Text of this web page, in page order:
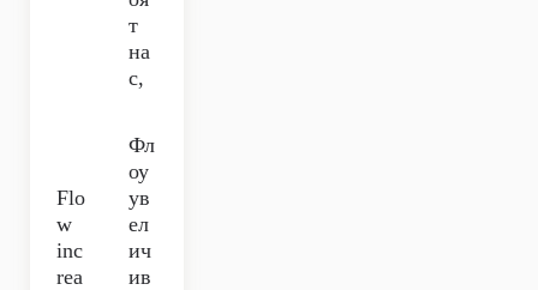
т
на
с,
Flo
w
inc
rea
Фл
оу
ув
ел
ич
ив